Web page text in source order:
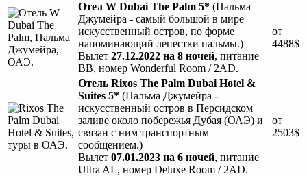
Отел W Dubai The Palm 5* (Пальма
Джумейра - самый большой в мире
искусственный остров, по форме
напоминающий лепестки пальмы.)
Вылет 27.12.2022 на 8 ночей, питание
BB, номер Wonderful Room / 2AD.
от
4488$
Отель Rixos The Palm Dubai Hotel &
Suites 5* (Пальма Джумейра -
искусственный остров в Персидском
заливе около побережья Дубая (ОАЭ) и
связан с ним транспортным
сообщением.)
Вылет 07.01.2023 на 6 ночей, питание
Ultra AL, номер Deluxe Room / 2AD.
от
2503$